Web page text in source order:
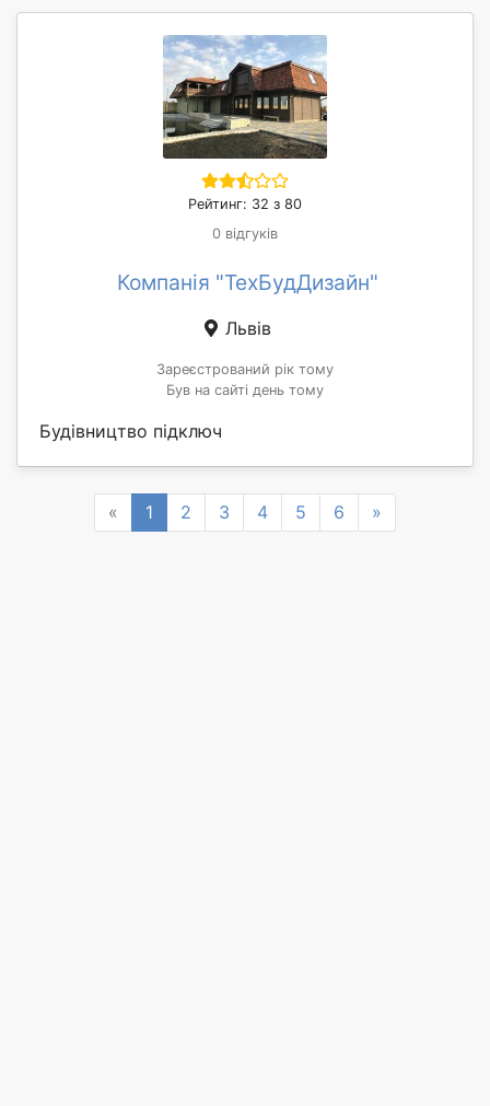
Рейтинг: 32 з 80
0 відгуків
Компанія "ТехБудДизайн"
Львів
Зареєстрований рік тому
Був на сайті день тому
Будівництво підключ
« Previous
1 2 3 4 5 6 »